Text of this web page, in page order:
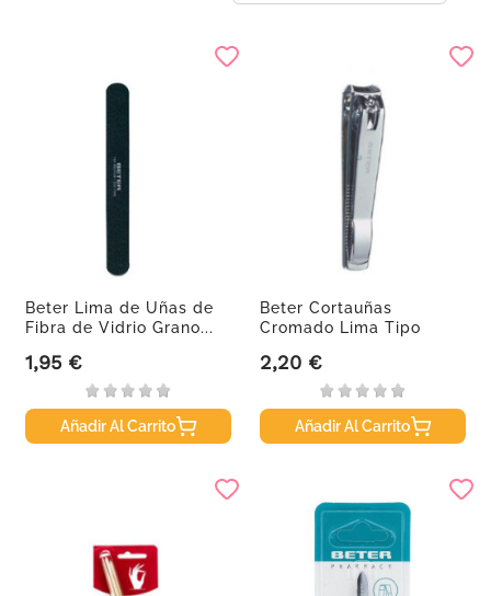
Beter Lima de Uñas de
Fibra de Vidrio Grano...
Precio
1,95 €
Añadir Al Carrito
Beter Cortauñas
Cromado Lima Tipo
Precio
2,20 €
Añadir Al Carrito